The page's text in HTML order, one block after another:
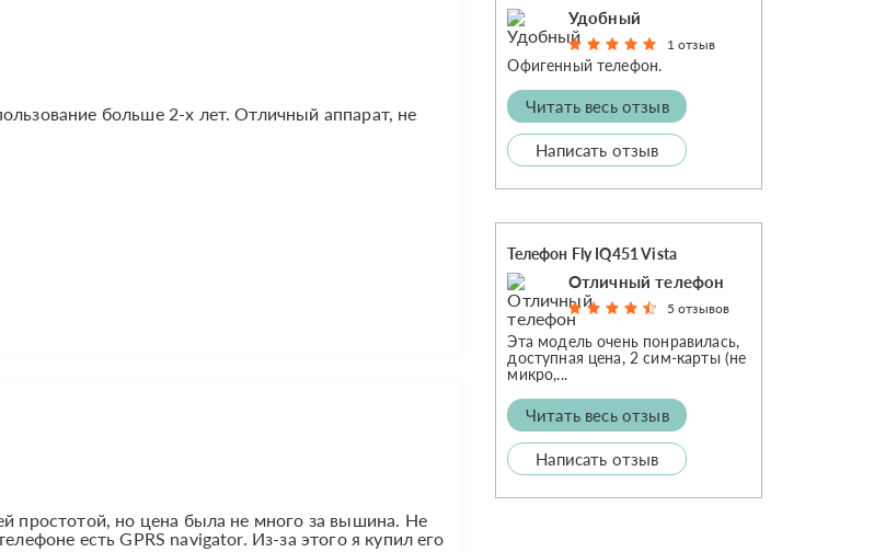
больше 2-х лет. Отличный аппарат, не
простотой, но цена была не много за вышина. Не
есть GPRS navigator. Из-за этого я купил его
Удобный
1 отзыв
Офигенный телефон.
Читать весь отзыв
Написать отзыв
Телефон Fly IQ451 Vista
Отличный телефон
5 отзывов
Эта модель очень понравилась,
доступная цена, 2 сим-карты (не
микро,...
Читать весь отзыв
Написать отзыв